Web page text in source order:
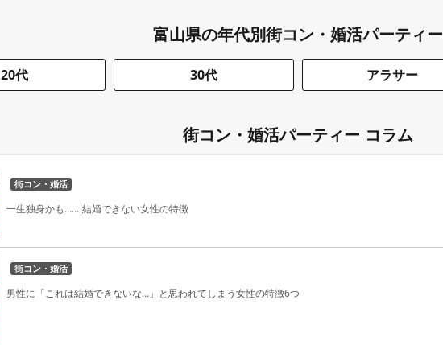
富山県の年代別街コン・婚活パーティー
20代 30代 アラサー
街コン・婚活パーティー コラム
街コン・婚活
一生独身かも…… 結婚できない女性の特徴
街コン・婚活
男性に「これは結婚できないな…」と思われてしまう女性の特徴6つ